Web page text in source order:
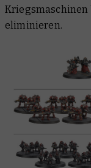
Kriegsmaschinen
eliminieren.